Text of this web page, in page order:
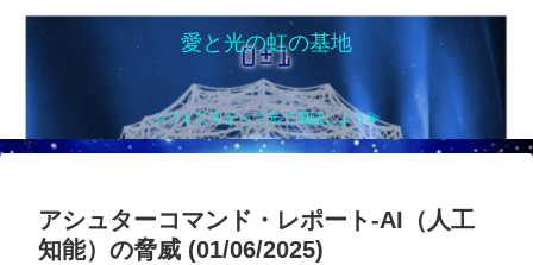
愛と光の虹の基地
シフトに向かって光で団結しよう💫
アシュターコマンド・レポート-AI（人工
知能）の脅威 (01/06/2025)